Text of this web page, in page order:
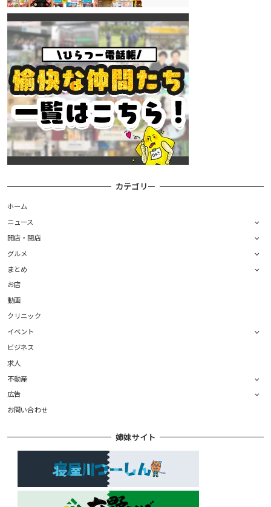
カテゴリー
ホーム
ニュース
開店・閉店
グルメ
まとめ
お店
動画
クリニック
イベント
ビジネス
求人
不動産
広告
お問い合わせ
姉妹サイト